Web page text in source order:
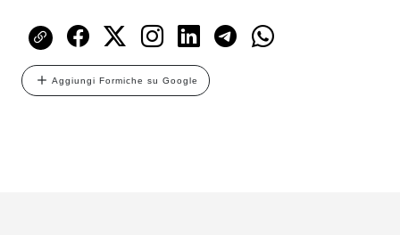
Aggiungi Formiche su Google